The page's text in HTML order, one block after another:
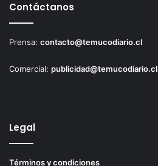
Contáctanos
Prensa: contacto@temucodiario.cl
Comercial: publicidad@temucodiario.cl
Legal
Términos y condiciones